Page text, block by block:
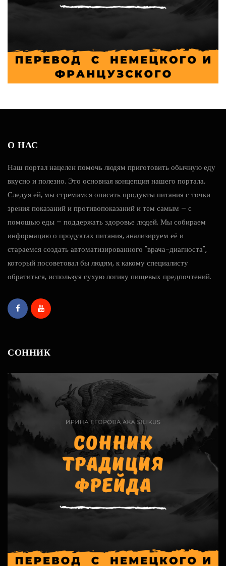
О НАС
Наш портал нацелен помочь людям приготовить обычную еду
вкусно и полезно. Это основная концепция нашего портала.
Следуя ей, мы стремимся описать продукты питания с точки
зрения показаний и противопоказаний и тем самым – с
помощью еды – поддержать здоровье людей. Мы собираем
информацию о продуктах питания, анализируем её и
стараемся создать автоматизированного "врача-диагноста",
который посоветовал бы людям, к какому специалисту
обратиться, используя сухую логику пищевых предпочтений.
СОННИК